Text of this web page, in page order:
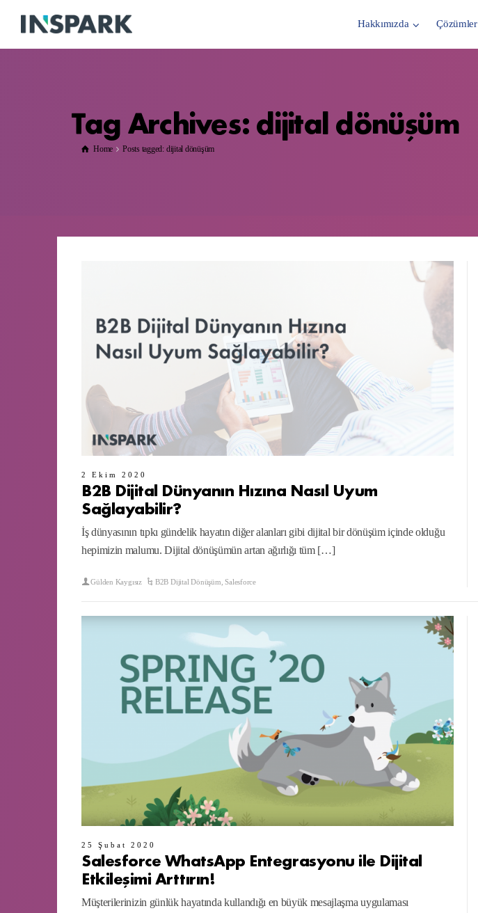
Hakkımızda Çözümler
Tag Archives: dijital dönüşüm
Home Posts tagged: dijital dönüşüm
2 Ekim 2020
B2B Dijital Dünyanın Hızına Nasıl Uyum
Sağlayabilir?
İş dünyasının tıpkı gündelik hayatın diğer alanları gibi dijital bir dönüşüm içinde olduğu
hepimizin malumu. Dijital dönüşümün artan ağırlığı tüm […]
Gülden Kaygısız B2B Dijital Dönüşüm ,Salesforce
25 Şubat 2020
Salesforce WhatsApp Entegrasyonu ile Dijital
Etkileşimi Arttırın!
Müşterilerinizin günlük hayatında kullandığı en büyük mesajlaşma uygulaması